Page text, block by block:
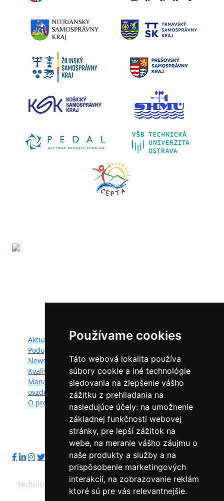
Používame cookies
Táto webová lokalita používa
súbory cookie a iné technológie
sledovania na zlepšenie vášho
zážitku z prehliadania na
nasledujúce účely: na umožnenie
základnej funkčnosti webovej
stránky, pre lepší zážitok na
webe, na meranie vášho záujmu o
naše produkty a služby a na
prispôsobenie marketingových
interakcií, na zobrazovanie reklám
ktoré sú pre vás relevantnejšie.
Aktuality
Podujatia
Newsletter
Kvalita ovzdušia
Manažéri kvality
ovzdušia
O projekte
Dokumenty
Videogaléria
Kontakt
Ochrana osobných
údajov
Sledujte nás:
Technický prevádzkovateľ: Slovenská agentúra životného
prostredia